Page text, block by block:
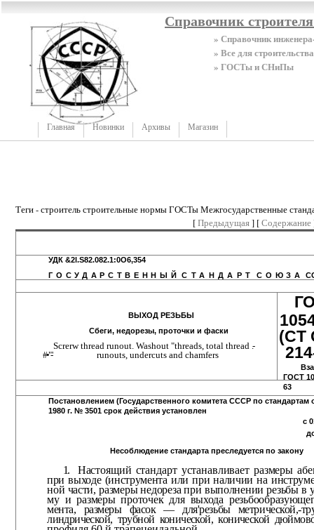
Справочник
» Справочник
» Все для строительства
» ГОСТы и СНиПы
Главная Новинки Архивы Магазин
Теги - строитель строительные нормы ГОСТы Межгосударственные
[Предыдущая] [Содержание
УДК &2l.S82.082.1:0O6,354
ГОСУДАРСТВЕННЫЙ
СТАНДАРТ СОЮЗА
ВЫХОД РЕЗЬБЫ
Сбеги, недорезы, проточки и фаски
Screrw thread runout. Washout "threads, total thread .-
#•"-'
runouts, undercuts and chamfers
(CT
ГОСТ
63
Постановлением (Государственного комитета СССР по стандартам
1980 г. № 3501 срок действия установлен
с
Несоблюдение стандарта преследуется по закону
1.
Настоящий стандарт устанавливает размеры
при выходе (инструмента или при наличии на
ной части, размеры недореза при выполнении резьбы в
му и размеры проточек для выхода
мента, размеры фасок — для'резьбы метрической,-
линдрической, трубной конической, конической